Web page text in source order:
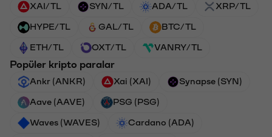
XAI/TL SYN/TL ADA/TL XRP/TL
HYPE/TL GAL/TL BTC/TL
ETH/TL OXT/TL VANRY/TL
Popüler kripto paralar
Ankr (ANKR) Xai (XAI) Synapse (SYN)
Aave (AAVE) PSG (PSG)
Waves (WAVES) Cardano (ADA)